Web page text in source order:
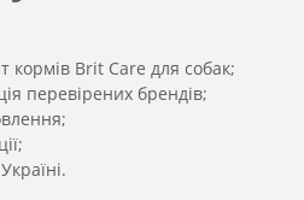
Brit Care для собак;
перевірених брендів;